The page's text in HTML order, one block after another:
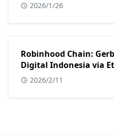
2026/1/26
Robinhood Chain:
Digital Indonesia via
2026/2/11